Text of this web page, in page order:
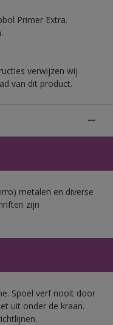
Primer Extra.
verwijzen wij
van dit product.
metalen en diverse
zijn
Spoel verf nooit door
uit onder de kraan.